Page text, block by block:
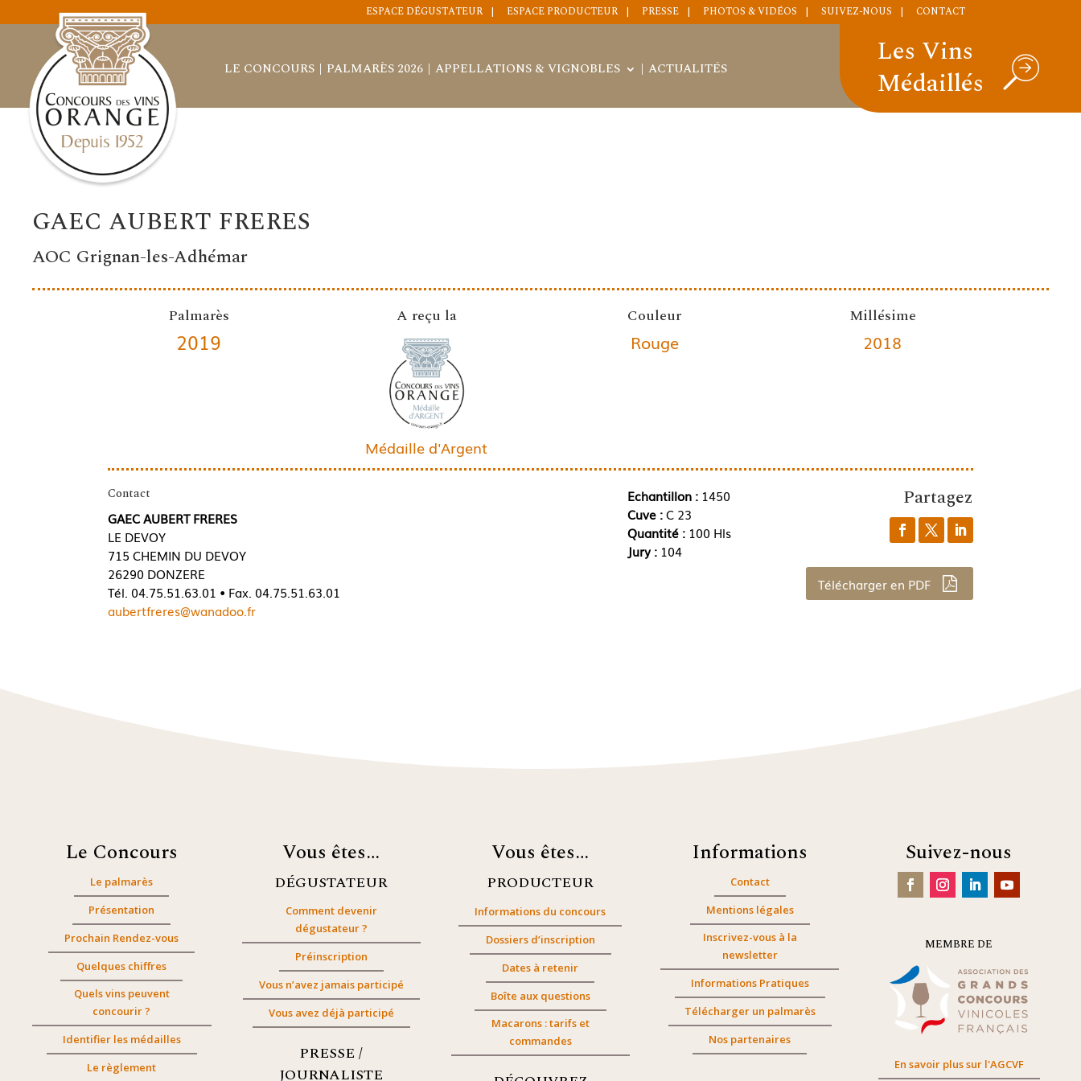
ESPACE DÉGUSTATEUR ESPACE PRODUCTEUR PRESSE PHOTOS & VIDÉOS SUIVEZ-NOUS CONTACT
LE CONCOURS PALMARÈS 2026 APPELLATIONS & VIGNOBLES ACTUALITÉS
Les Vins
Médaillés
GAEC AUBERT FRERES
AOC Grignan-les-Adhémar
Palmarès
2019
A reçu la
Médaille d'Argent
Couleur
Rouge
Millésime
2018
Contact
GAEC AUBERT FRERES
LE DEVOY
715 CHEMIN DU DEVOY
26290 DONZERE
Tél. 04.75.51.63.01 • Fax. 04.75.51.63.01
aubertfreres@wanadoo.fr
Echantillon :1450
Cuve :C 23
Quantité : 100 Hls
Jury : 104
Partagez
Télécharger en PDF
Le Concours
Le palmarès
Présentation
Prochain Rendez-vous
Quelques chiffres
Quels vins peuvent
concourir ?
Identifier les médailles
Le règlement
Vous êtes…
DÉGUSTATEUR
Comment devenir
dégustateur ?
Préinscription
Vous n’avez jamais participé
Vous avez déjà participé
PRESSE /
JOURNALISTE
Vous êtes…
PRODUCTEUR
Informations du concours
Dossiers d’inscription
Dates à retenir
Boîte aux questions
Macarons : tarifs et
commandes
Informations
Contact
Mentions légales
Inscrivez-vous à la
newsletter
Informations Pratiques
Télécharger un palmarès
Nos partenaires
Suivez-nous
MEMBRE DE
En savoir plus sur l'AGCVF